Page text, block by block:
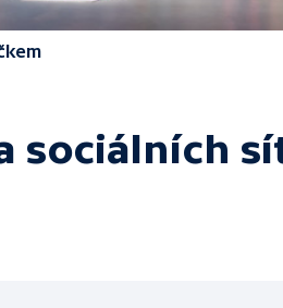
sociálních